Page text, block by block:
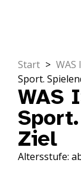
Start > WAS
Sport.
WAS
Ziel
Altersstufe: